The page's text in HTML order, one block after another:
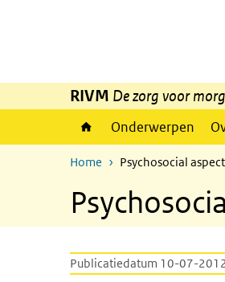
RIVM De zorg voor
Onderwerpen
Home Psychosocial
Publicatiedatum 10-07-